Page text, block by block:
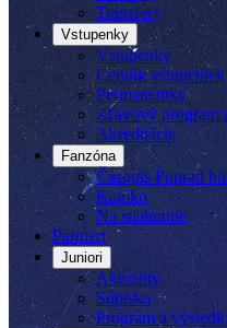
Transfery
Vstupenky
Vstupenky
Cenník vstupeniek
Permanentky
Zľavový program
Akreditácie
Fanzóna
Časopis Poprad
Kamko
Na stiahnutie
Partneri
Juniori
Aktuality
Súpiska
Program a